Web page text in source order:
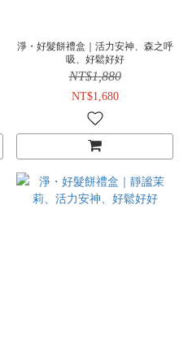
淨・好髮餅禮盒｜活力安神、森之呼
吸、好鬆好好
NT$1,880
NT$1,680